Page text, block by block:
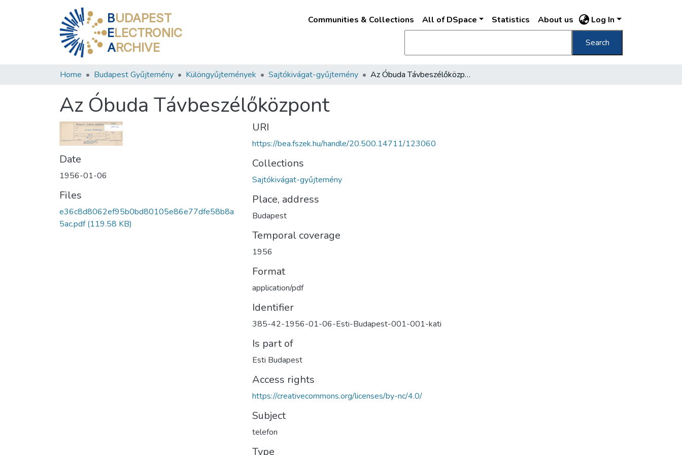
BUDAPEST
ELECTRONIC
ARCHIVE
Communities & Collections All of DSpace Statistics About us Log In
Search
Home Budapest Gyűjtemény Különgyűjtemények Sajtókivágat-gyűjtemény Az Óbuda Távbeszélőközpont
Az Óbuda Távbeszélőközpont
Date
1956-01-06
Files
e36c8d8062ef95b0bd80105e86e77dfe58b8a
5ac.pdf(119.58 KB)
URI
https://bea.fszek.hu/handle/20.500.14711/123060
Collections
Sajtókivágat-gyűjtemény
Place, address
Budapest
Temporal coverage
1956
Format
application/pdf
Identifier
385-42-1956-01-06-Esti-Budapest-001-001-kati
Is part of
Esti Budapest
Access rights
https://creativecommons.org/licenses/by-nc/4.0/
Subject
telefon
Type